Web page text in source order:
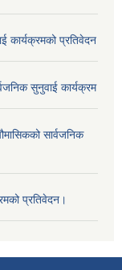
कार्यक्रमको प्रतिवेदन
सुनुवाई कार्यक्रम
सार्वजनिक
प्रतिवेदन।